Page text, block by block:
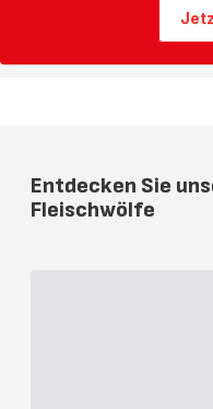
Entdecken Sie
Fleischwölfe